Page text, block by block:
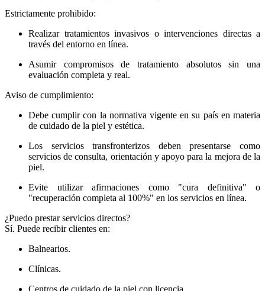
Estrictamente prohibido:
Realizar tratamientos invasivos o intervenciones directas a
través del entorno en línea.
Asumir compromisos de tratamiento absolutos sin una
evaluación completa y real.
Aviso de cumplimiento:
Debe cumplir con la normativa vigente en su país en materia
de cuidado de la piel y estética.
Los servicios transfronterizos deben presentarse como
servicios de consulta, orientación y apoyo para la mejora de la
piel.
Evite utilizar afirmaciones como "cura definitiva" o
"recuperación completa al 100%" en los servicios en línea.
¿Puedo prestar servicios directos?
Sí. Puede recibir clientes en:
Balnearios.
Clínicas.
Centros de cuidado de la piel con licencia.